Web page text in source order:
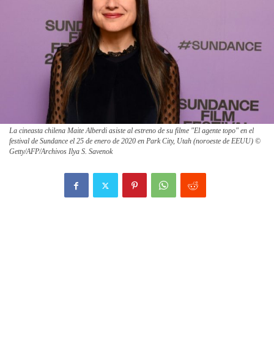
La cineasta chilena Maite Alberdi asiste al estreno de su filme "El agente topo" en el
festival de Sundance el 25 de enero de 2020 en Park City, Utah (noroeste de EEUU) ©
Getty/AFP/Archivos Ilya S. Savenok